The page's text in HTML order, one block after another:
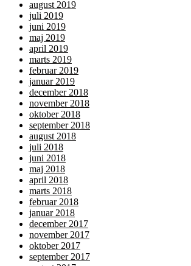
august 2019
juli 2019
juni 2019
maj 2019
april 2019
marts 2019
februar 2019
januar 2019
december 2018
november 2018
oktober 2018
september 2018
august 2018
juli 2018
juni 2018
maj 2018
april 2018
marts 2018
februar 2018
januar 2018
december 2017
november 2017
oktober 2017
september 2017